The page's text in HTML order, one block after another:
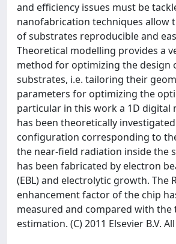
and efficiency issues must be
nanofabrication techniques allow
of substrates reproducible and
Theoretical modelling provides a
method for optimizing the design
substrates, i.e. tailoring their
parameters for optimizing the
particular in this work a 1D digital
has been theoretically
configuration corresponding to
the near-field radiation inside the
has been fabricated by electron
(EBL) and electrolytic growth. The
enhancement factor of the chip
measured and compared with the
estimation. (C) 2011 Elsevier B.V.